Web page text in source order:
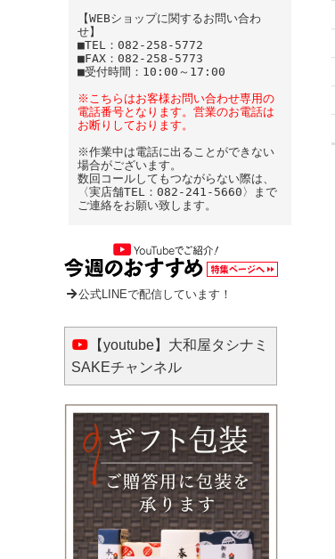
【WEBショップに関するお問い合わ
せ】
■TEL：082-258-5772
■FAX：082-258-5773
■受付時間：10:00～17:00
※こちらはお客様お問い合わせ専用の
電話番号となります。営業のお電話は
お断りしております。
※作業中は電話に出ることができない
場合がございます。
数回コールしてもつながらない際は、
〈実店舗TEL：082-241-5660〉まで
ご連絡をお願い致します。
公式LINEで配信しています！
【youtube】大和屋タシナミ
SAKEチャンネル